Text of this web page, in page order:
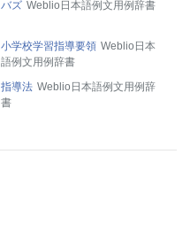
バズ Weblio日本語例文用例辞書
小学校学習指導要領 Weblio日本
語例文用例辞書
指導法 Weblio日本語例文用例辞
書